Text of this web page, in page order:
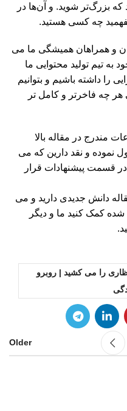
که بزرگ‌تر شوید. و آن‌ها در
چه کسی هستید.
و همراهان همیشگی ما می
به تیم تولید محتوایی ما
را داشته باشیم و بتوانیم
هر چه فاخرتر و کامل تر
مندرج در مقاله بالا
نموده و نقد دارین که می
در قسمت پیشنهادات قرار
دانش جدیدی دارید و می
شده کمک کنید ما و دیگر
را می کشید | روبرو
Older